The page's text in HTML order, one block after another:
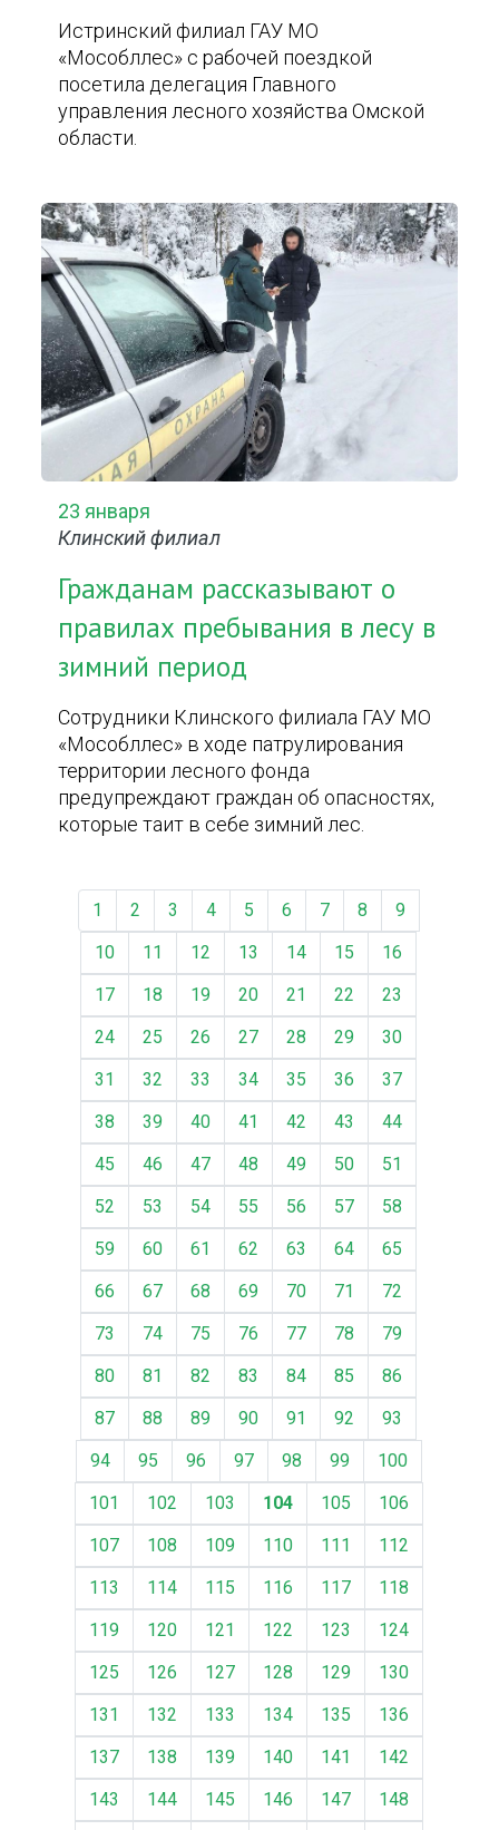
Истринский филиал ГАУ МО
«Мособллес» с рабочей поездкой
посетила делегация Главного
управления лесного хозяйства Омской
области.
23 января
Клинский филиал
Гражданам рассказывают о
правилах пребывания в лесу в
зимний период
Сотрудники Клинского филиала ГАУ МО
«Мособллес» в ходе патрулирования
территории лесного фонда
предупреждают граждан об опасностях,
которые таит в себе зимний лес.
1 2 3 4 5 6 7 8
9
10
11 12 13 14 15
16
17
18 19 20 21 22
23
24
25 26 27 28 29
30
31
32 33 34 35 36
37
38
39 40 41 42 43
44
45
46 47 48 49 50
51
52
53 54 55 56 57
58
59
60 61 62 63 64
65
66
67 68 69 70 71
72
73
74 75 76 77 78
79
80
81 82 83 84 85
86
87
88 89 90 91 92
93
94
95 96 97 98 99
100
101
102 103 104 105
106
107
108 109 110 111
112
113
114 115 116 117
118
119
120 121 122 123
124
125
126 127 128 129
130
131
132 133 134 135
136
137
138 139 140 141
142
143
144 145 146 147
148